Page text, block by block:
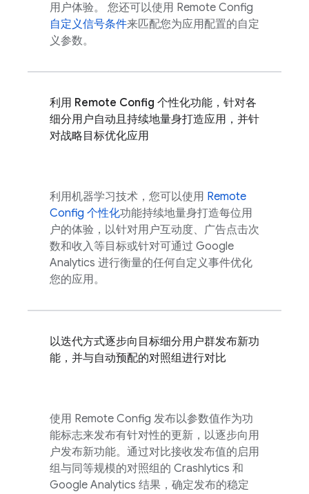
用户体验。 您还可以使用 Remote Config
自定义信号条件来匹配您为应用配置的自定
义参数。
利用 Remote Config 个性化功能，针对各
细分用户自动且持续地量身打造应用，并针
对战略目标优化应用
利用机器学习技术，您可以使用 Remote
Config 个性化功能持续地量身打造每位用
户的体验，以针对用户互动度、广告点击次
数和收入等目标或针对可通过 Google
Analytics 进行衡量的任何自定义事件优化
您的应用。
以迭代方式逐步向目标细分用户群发布新功
能，并与自动预配的对照组进行对比
使用 Remote Config 发布以参数值作为功
能标志来发布有针对性的更新，以逐步向用
户发布新功能。通过对比接收发布值的启用
组与同等规模的对照组的 Crashlytics 和
Google Analytics 结果，确定发布的稳定